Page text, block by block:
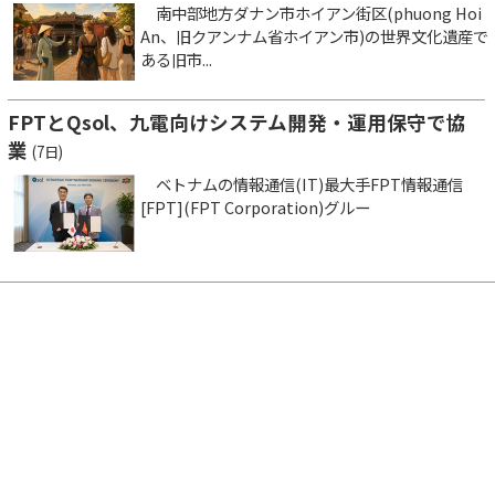
南中部地方ダナン市ホイアン街区(phuong Hoi
An、旧クアンナム省ホイアン市)の世界文化遺産で
ある旧市...
FPTとQsol、九電向けシステム開発・運用保守で協
業 (7日)
ベトナムの情報通信(IT)最大手FPT情報通信
[FPT](FPT Corporation)グルー